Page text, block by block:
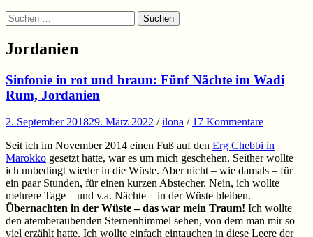
Suchen
Suchen
nach:
Jordanien
Sinfonie in rot und braun: Fünf Nächte im Wadi
Rum, Jordanien
2. September 201829. März 2022 /ilona / 17 Kommentare
Seit ich im November 2014 einen Fuß auf den Erg Chebbi in
Marokko gesetzt hatte, war es um mich geschehen. Seither wollte
ich unbedingt wieder in die Wüste. Aber nicht – wie damals – für
ein paar Stunden, für einen kurzen Abstecher. Nein, ich wollte
mehrere Tage – und v.a. Nächte – in der Wüste bleiben.
Übernachten in der Wüste – das war mein Traum! Ich wollte
den atemberaubenden Sternenhimmel sehen, von dem man mir so
viel erzählt hatte. Ich wollte einfach eintauchen in diese Leere der